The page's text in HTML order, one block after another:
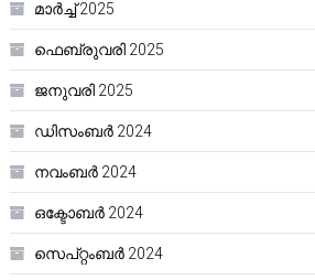
മാർച്ച്‌ 2025
ഫെബ്രുവരി 2025
ജനുവരി 2025
ഡിസംബർ 2024
നവംബർ 2024
ഒക്ടോബർ 2024
സെപ്റ്റംബർ 2024